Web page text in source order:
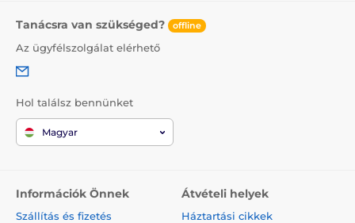
Tanácsra van szükséged? offline
Az ügyfélszolgálat elérhető
Hol találsz bennünket
Magyar
Információk Önnek
Szállítás és fizetés
Átvételi helyek
Háztartási cikkek